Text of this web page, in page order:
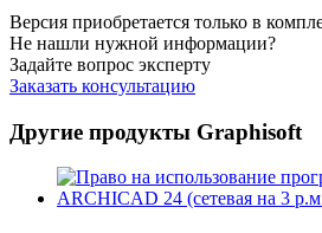
Версия приобретается только в
Не нашли нужной информации?
Задайте вопрос эксперту
Заказать консультацию
Другие продукты Graphisoft